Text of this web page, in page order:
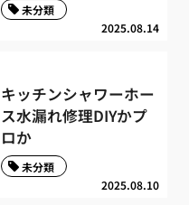
2025.08.14
未分類
キッチンシャワーホー
ス水漏れ修理DIYかプ
ロか
2025.08.10
未分類